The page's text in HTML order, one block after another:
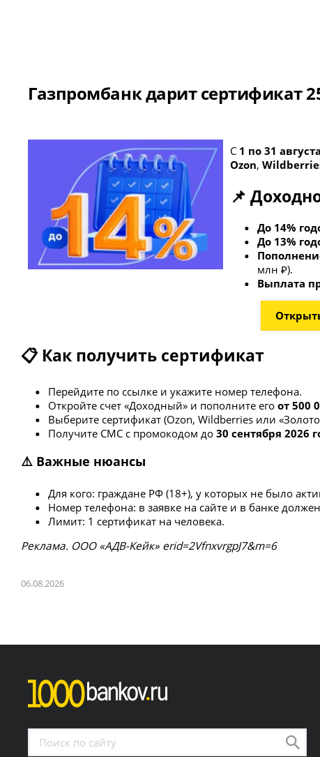
Газпромбанк дарит сертификат
С 1 по 31
Ozon,
📌
До 14%
До 13%
млн ₽).
Выплата
📋 Как получить сертификат
Перейдите по ссылке и укажите номер телефона.
Откройте счет «Доходный» и пополните его от 500
Выберите сертификат (Ozon, Wildberries или
Получите СМС с промокодом до 30 сентября 2026
⚠️ Важные нюансы
Для кого: граждане РФ (18+), у которых не было
Номер телефона: в заявке на сайте и в банке
Лимит: 1 сертификат на человека.
Рeклaмa. ООО «АДВ-Кейк» erid=2VfnxvrgpJ7&m=6
06.08.2026